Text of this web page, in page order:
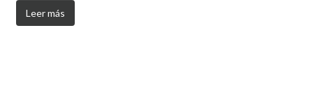
Leer más